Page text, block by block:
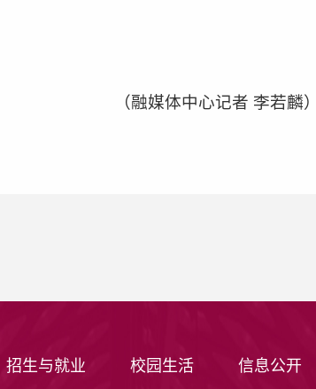
（融媒体中心记者 李若麟）
招生与就业 校园生活 信息公开